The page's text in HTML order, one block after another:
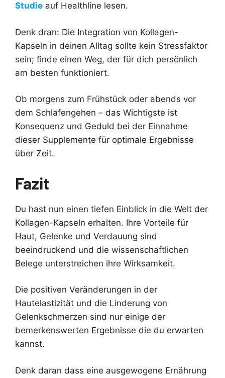
Studie auf Healthline lesen.
Denk dran: Die Integration von Kollagen-
Kapseln in deinen Alltag sollte kein Stressfaktor
sein; finde einen Weg, der für dich persönlich
am besten funktioniert.
Ob morgens zum Frühstück oder abends vor
dem Schlafengehen – das Wichtigste ist
Konsequenz und Geduld bei der Einnahme
dieser Supplemente für optimale Ergebnisse
über Zeit.
Fazit
Du hast nun einen tiefen Einblick in die Welt der
Kollagen-Kapseln erhalten. Ihre Vorteile für
Haut, Gelenke und Verdauung sind
beeindruckend und die wissenschaftlichen
Belege unterstreichen ihre Wirksamkeit.
Die positiven Veränderungen in der
Hautelastizität und die Linderung von
Gelenkschmerzen sind nur einige der
bemerkenswerten Ergebnisse die du erwarten
kannst.
Denk daran dass eine ausgewogene Ernährung